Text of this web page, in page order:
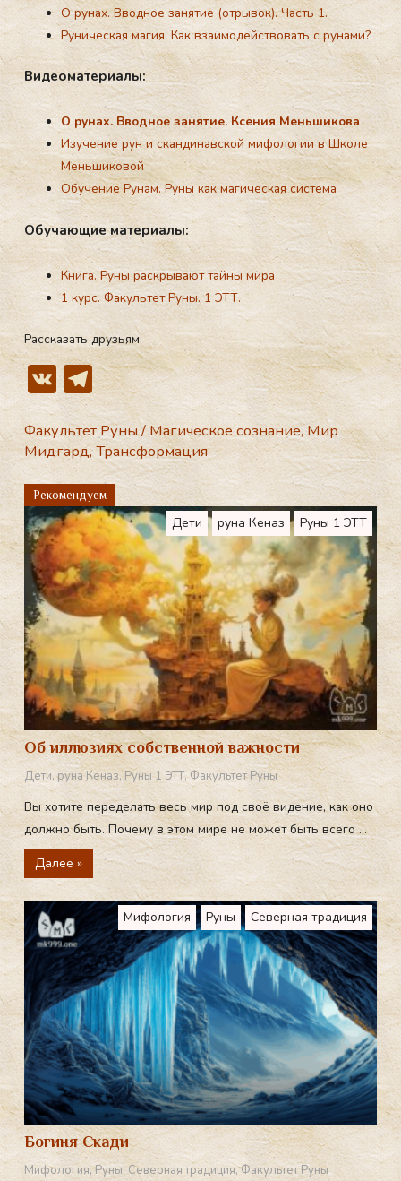
О рунах. Вводное занятие (отрывок). Часть 1.
Руническая магия. Как взаимодействовать с рунами?
Ви­де­ома­тери­алы:
О рунах. Вводное занятие. Ксения Меньшикова
Изучение рун и скандинавской мифологии в Школе
Меньшиковой
Обучение Рунам. Руны как магическая система
Обу­ча­ющие ма­тери­алы:
Книга. Руны раскрывают тайны мира
1 курс. Факуль­тет Руны.1 ЭТТ.
Рассказать друзьям:
V
K
T
el
e
gr
a
m
Факультет Руны/Магическое сознание,Мир
Мидгард,Трансформация
Рекомендуем
Дети руна Кеназ Руны 1 ЭТТ
Об иллюзиях собственной важности
Дети,руна Кеназ,Руны 1 ЭТТ,Факультет Руны
Вы хотите переделать весь мир под своё видение, как оно
должно быть. Почему в этом мире не может быть всего ...
Далее »
Мифология Руны Северная традиция
Богиня Скади
Мифология,Руны,Северная традиция,Факультет Руны